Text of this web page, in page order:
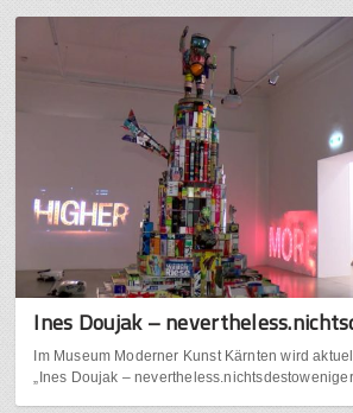
Ines Doujak –
Im Museum Moderner Kunst Kärnten wird
„Ines Doujak –